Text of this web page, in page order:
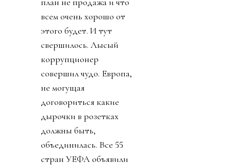
всем очень хорошо от
этого будет. И тут
свершилось. Лысый
коррупционер
совершил чудо. Европа,
не могущая
договориться какие
дырочки в розетках
должны быть,
объединилась. Все 55
стран УЕФА объявили